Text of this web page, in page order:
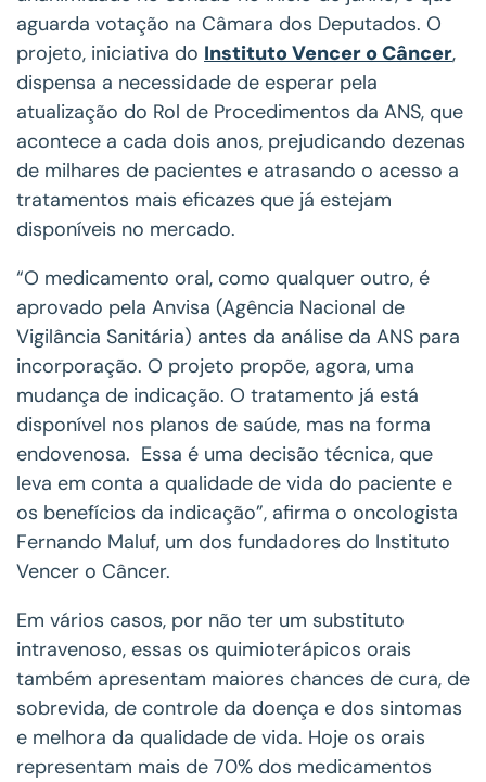
aguarda votação na Câmara dos Deputados. O
projeto, iniciativa do Instituto Vencer o Câncer,
dispensa a necessidade de esperar pela
atualização do Rol de Procedimentos da ANS, que
acontece a cada dois anos, prejudicando dezenas
de milhares de pacientes e atrasando o acesso a
tratamentos mais eficazes que já estejam
disponíveis no mercado.
“O medicamento oral, como qualquer outro, é
aprovado pela Anvisa (Agência Nacional de
Vigilância Sanitária) antes da análise da ANS para
incorporação. O projeto propõe, agora, uma
mudança de indicação. O tratamento já está
disponível nos planos de saúde, mas na forma
endovenosa. Essa é uma decisão técnica, que
leva em conta a qualidade de vida do paciente e
os benefícios da indicação”, afirma o oncologista
Fernando Maluf, um dos fundadores do Instituto
Vencer o Câncer.
Em vários casos, por não ter um substituto
intravenoso, essas os quimioterápicos orais
também apresentam maiores chances de cura, de
sobrevida, de controle da doença e dos sintomas
e melhora da qualidade de vida. Hoje os orais
representam mais de 70% dos medicamentos